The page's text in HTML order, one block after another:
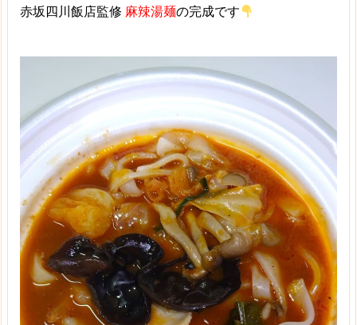
赤坂四川飯店監修 麻辣湯麺の完成です